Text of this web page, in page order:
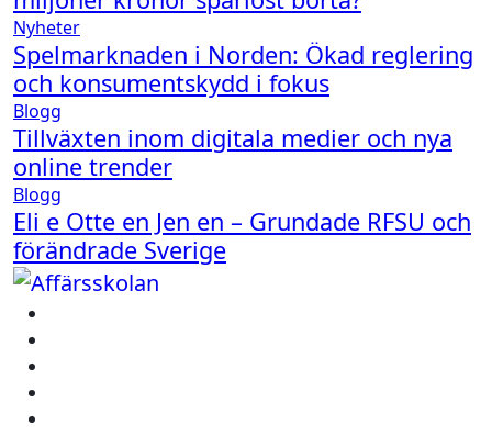
Nyheter
Spelmarknaden i Norden: Ökad reglering
och konsumentskydd i fokus
Blogg
Tillväxten inom digitala medier och nya
online trender
Blogg
Eli e Otte en Jen en – Grundade RFSU och
förändrade Sverige